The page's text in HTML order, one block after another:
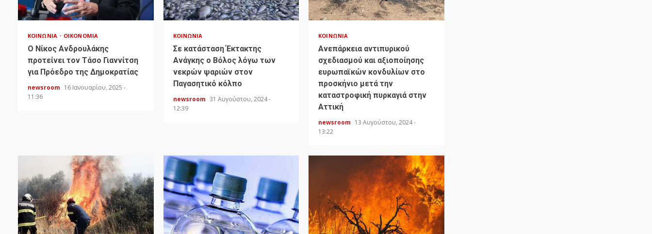
ΚΟΙΝΩΝΊΑ ΟΙΚΟΝΟΜΊΑ
Ο Νίκος Ανδρουλάκης
προτείνει τον Τάσο Γιαννίτση
για Πρόεδρο της Δημοκρατίας
newsroom 16 Ιανουαρίου, 2025 -
11:36
ΚΟΙΝΩΝΊΑ
Σε κατάσταση Έκτακτης
Ανάγκης ο Βόλος λόγω των
νεκρών ψαριών στον
Παγασητικό κόλπο
newsroom 31 Αυγούστου, 2024 -
12:39
ΚΟΙΝΩΝΊΑ
Ανεπάρκεια αντιπυρικού
σχεδιασμού και αξιοποίησης
ευρωπαϊκών κονδυλίων στο
προσκήνιο μετά την
καταστροφική πυρκαγιά στην
Αττική
newsroom 13 Αυγούστου, 2024 -
13:22